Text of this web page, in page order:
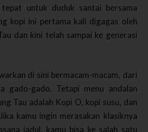
tepat untuk duduk santai bersama
kopi ini pertama kali digagas oleh
dan kini telah sampai ke generasi
di sini bermacam-macam, dari
gado-gado. Tetapi menu andalan
Tau adalah Kopi O, kopi susu, dan
kamu ingin merasakan klasiknya
jadul, kamu bisa ke salah satu